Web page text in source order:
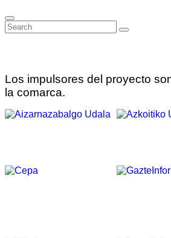
Los impulsores del proyecto
la comarca.